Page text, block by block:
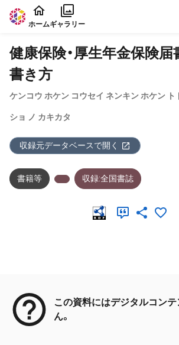
本文に飛ぶ
ホームギャラリー
健康保険・厚生年金保険届
書き方
ケンコウ ホケン コウセイ ネンキン ホケン ト
ショ ノ カキカタ
収録元データベースで開く
書籍等 収録:全国書誌
この資料にはデジタルコン
ん。